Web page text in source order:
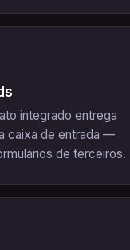
integrado entrega
caixa de entrada —
de terceiros.